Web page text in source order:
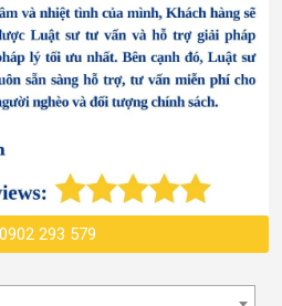
0902 293 579